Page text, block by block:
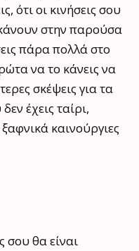
ότι οι κινήσεις σου
στην παρούσα
πάρα πολλά στο
να το κάνεις να
σκέψεις για τα
έχεις ταίρι,
καινούργιες
σου θα είναι